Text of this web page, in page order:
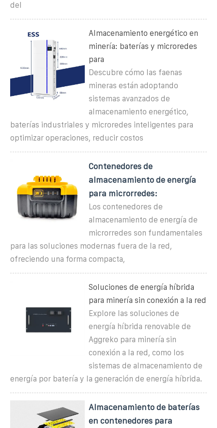
del
Almacenamiento energético en
minería: baterías y microredes
para
Descubre cómo las faenas
mineras están adoptando
sistemas avanzados de
almacenamiento energético,
baterías industriales y microredes inteligentes para
optimizar operaciones, reducir costos
Contenedores de
almacenamiento de energía
para microrredes:
Los contenedores de
almacenamiento de energía de
microrredes son fundamentales
para las soluciones modernas fuera de la red,
ofreciendo una forma compacta,
Soluciones de energía híbrida
para minería sin conexión a la red
Explore las soluciones de
energía híbrida renovable de
Aggreko para minería sin
conexión a la red, como los
sistemas de almacenamiento de
energía por batería y la generación de energía híbrida.
Almacenamiento de baterías
en contenedores para